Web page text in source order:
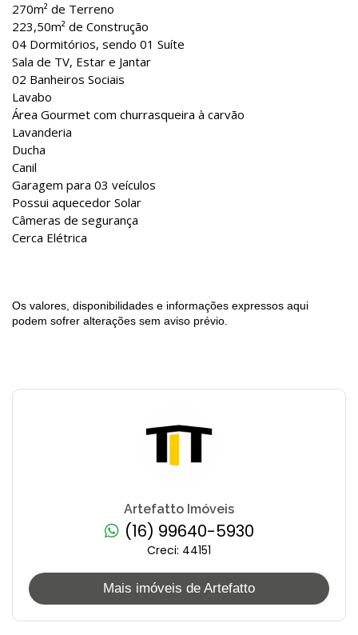
270m² de Terreno
223,50m² de Construção
04 Dormitórios, sendo 01 Suíte
Sala de TV, Estar e Jantar
02 Banheiros Sociais
Lavabo
Área Gourmet com churrasqueira à carvão
Lavanderia
Ducha
Canil
Garagem para 03 veículos
Possui aquecedor Solar
Câmeras de segurança
Cerca Elétrica
Os valores, disponibilidades e informações expressos aqui
podem sofrer alterações sem aviso prévio.
Artefatto Imóveis
(16) 99640-5930
Creci: 44151
Mais imóveis de Artefatto